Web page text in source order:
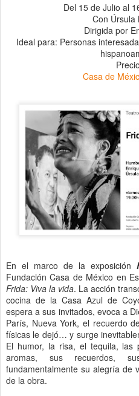
Del 15 de Julio al
Con Úrsula
Dirigida por
Ideal para: Personas
Casa de
En el marco de la exposición
Fundación Casa de México en
Frida: Viva la vida. La acción
cocina de la Casa Azul de
espera a sus invitados, evoca a
París, Nueva York, el recuerdo
físicas le dejó… y surge
El humor, la risa, el tequila, las
aromas, sus recuerdos,
fundamentalmente su alegría de
de la obra.